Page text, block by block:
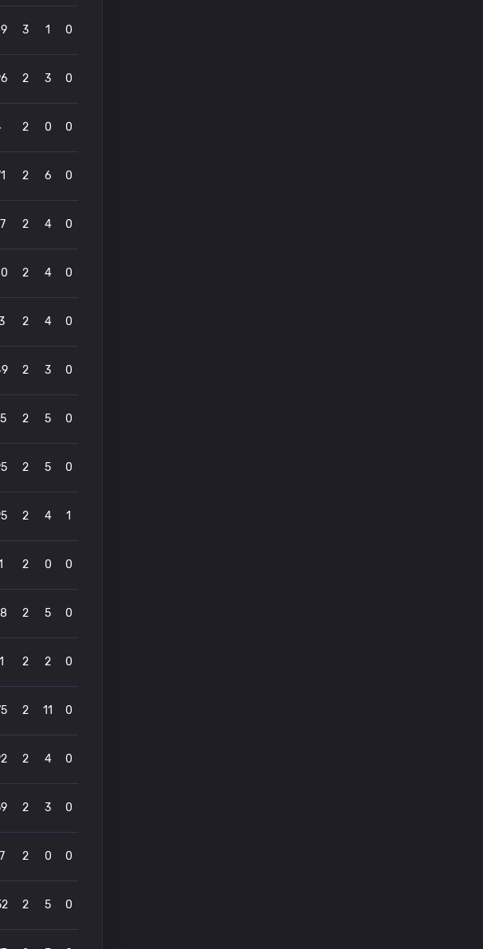
3 1 0
2 3 0
2 0 0
2 6 0
2 4 0
2 4 0
2 4 0
2 3 0
2 5 0
2 5 0
2 4 1
2 0 0
2 5 0
2 2 0
2 11 0
2 4 0
2 3 0
2 0 0
2 5 0